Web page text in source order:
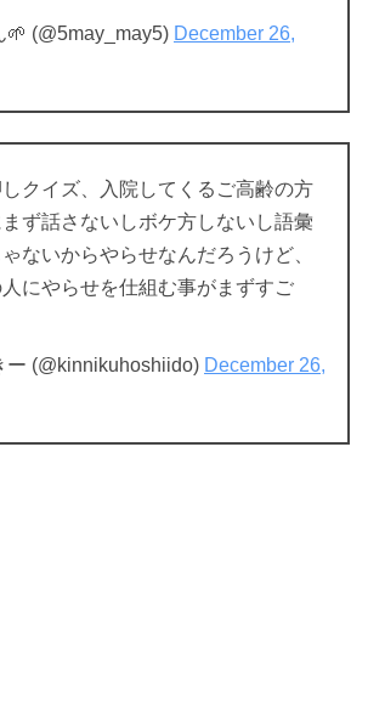
(@5may_may5) December 26,
クイズ、入院してくるご高齢の方
ず話さないしボケ方しないし語彙
ないからやらせなんだろうけど、
にやらせを仕組む事がまずすご
(@kinnikuhoshiido) December 26,